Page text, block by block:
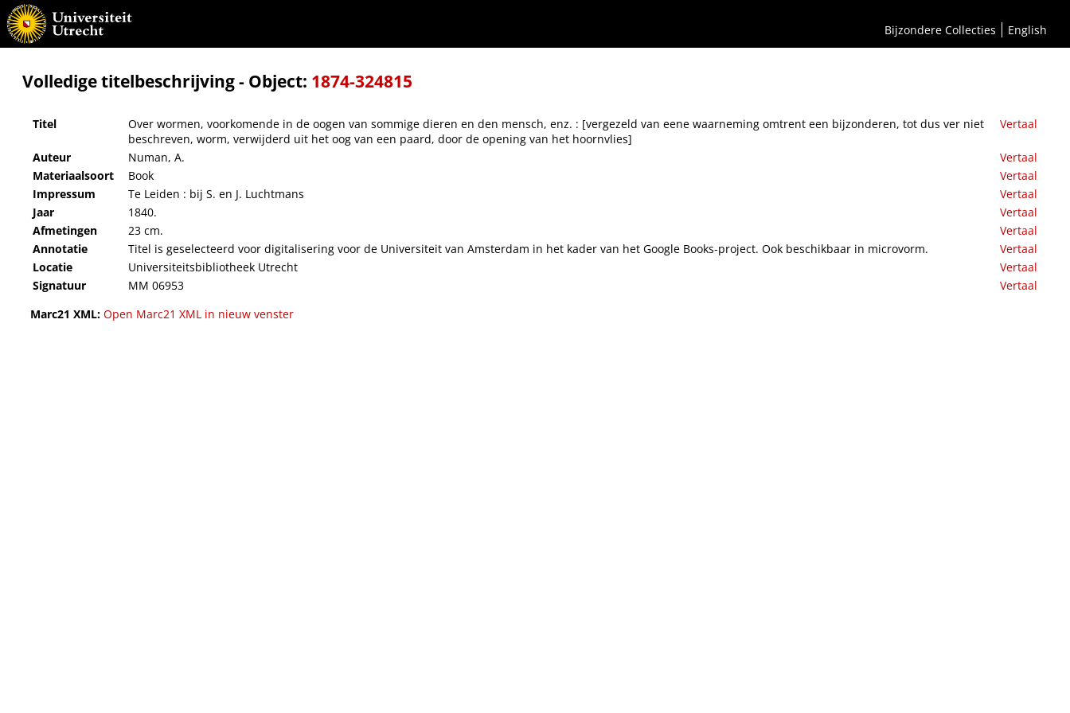
Bijzondere Collecties English
Over wormen, voorkomende in de oogen van sommige dieren en den mensch, enz. : [vergezeld van eene waarneming omtrent een bijzonderen, tot dus ver niet beschreven, worm, verwijderd uit het oog van een paard, door de opening van het hoornvlies]
Volledige titelbeschrijving - Object: 1874-324815
Titel
Over wormen, voorkomende in de oogen van sommige dieren en den mensch, enz. : [vergezeld van eene waarneming omtrent een bijzonderen, tot dus ver niet
beschreven, worm, verwijderd uit het oog van een paard, door de opening van het hoornvlies]
Vertaal
Auteur Numan, A.
Vertaal
Materiaalsoort
Book
Vertaal
Impressum
Te Leiden : bij S. en J. Luchtmans
Vertaal
Jaar
1840.
Vertaal
Afmetingen
23 cm.
Vertaal
Annotatie
Titel is geselecteerd voor digitalisering voor de Universiteit van Amsterdam in het kader van het Google Books-project. Ook beschikbaar in microvorm.
Vertaal
Locatie
Universiteitsbibliotheek Utrecht
Vertaal
Signatuur
MM 06953
Vertaal
Marc21 XML: Open Marc21 XML in nieuw venster